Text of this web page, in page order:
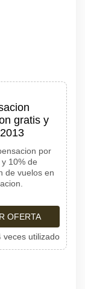
gratis y
por
10% de
de vuelos en
OFERTA
veces utilizado